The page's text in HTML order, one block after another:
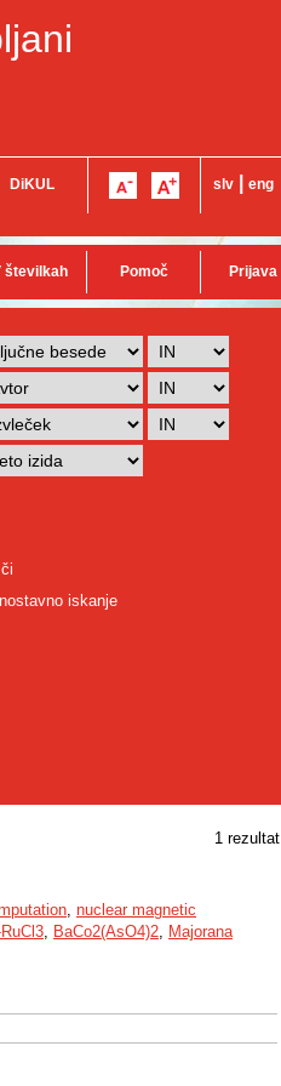
DiKUL slv eng
številkah Pomoč Prijava
iskanje
1 rezultat
, nuclear magnetic
, BaCo2(AsO4)2, Majorana